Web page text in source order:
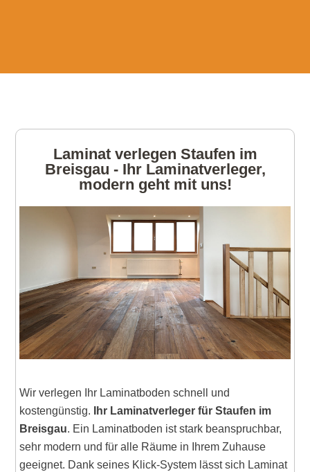
Laminat verlegen Staufen im
Breisgau - Ihr Laminatverleger,
modern geht mit uns!
Wir verlegen Ihr Laminatboden schnell und
kostengünstig.
Ihr Laminatverleger für Staufen im
Breisgau. Ein Laminatboden ist stark beanspruchbar,
sehr modern und für alle Räume in Ihrem Zuhause
geeignet. Dank seines Klick-System lässt sich Laminat